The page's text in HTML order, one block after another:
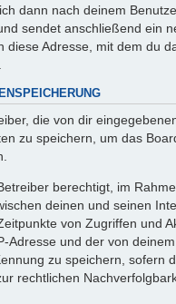
dann nach deinem
sendet anschließend ein
diese Adresse, mit dem du
die von dir
zu speichern, um das
berechtigt, im
deinen und seinen
von Zugriffen und
Adresse und der von
zu speichern, sofern
rechtlichen